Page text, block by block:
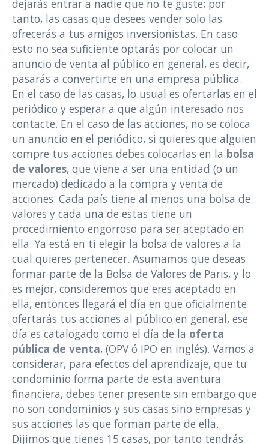
dejarás entrar a nadie que no te guste; por
tanto, las casas que desees vender solo las
ofrecerás a tus amigos inversionistas. En caso
esto no sea suficiente optarás por colocar un
anuncio de venta al público en general, es decir,
pasarás a convertirte en una empresa pública.
En el caso de las casas, lo usual es ofertarlas en el
periódico y esperar a que algún interesado nos
contacte. En el caso de las acciones, no se coloca
un anuncio en el periódico, si quieres que alguien
compre tus acciones debes colocarlas en la bolsa
de valores, que viene a ser una entidad (o un
mercado) dedicado a la compra y venta de
acciones. Cada país tiene al menos una bolsa de
valores y cada una de estas tiene un
procedimiento engorroso para ser aceptado en
ella. Ya está en ti elegir la bolsa de valores a la
cual quieres pertenecer. Asumamos que deseas
formar parte de la Bolsa de Valores de Paris, y lo
es mejor, consideremos que eres aceptado en
ella, entonces llegará el día en que oficialmente
ofertarás tus acciones al público en general, ese
día es catalogado como el día de la oferta
pública de venta, (OPV ó IPO en inglés). Vamos a
considerar, para efectos del aprendizaje, que tu
condominio forma parte de esta aventura
financiera, debes tener presente sin embargo que
no son condominios y sus casas sino empresas y
sus acciones las que forman parte de ella.
Dijimos que tienes 15 casas, por tanto tendrás